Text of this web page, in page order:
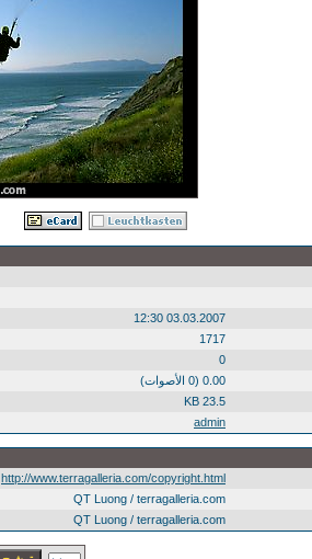
03.03.2007 12:30
1717
0
0.00 (0 الأصوات)
23.5 KB
admin
http://www.terragalleria.com/copyright.html
QT Luong / terragalleria.com
QT Luong / terragalleria.com